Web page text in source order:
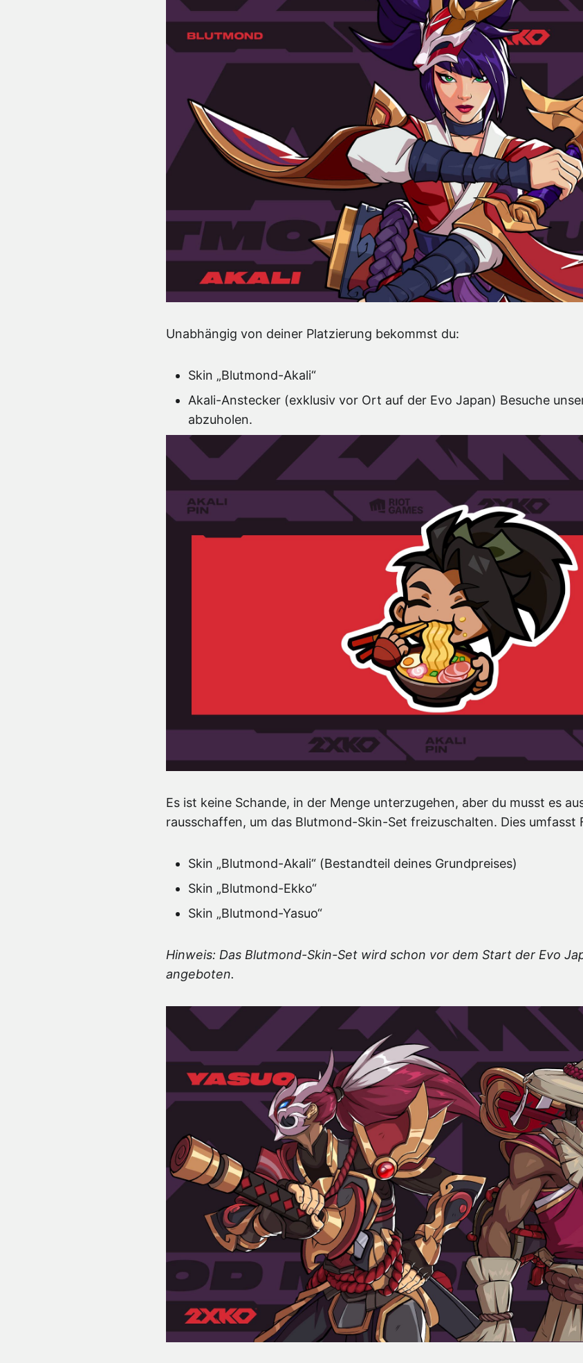
Unabhängig von deiner Platzierung bekommst du:
Skin „Blutmond-Akali“
Akali-Anstecker (exklusiv vor Ort auf der Evo Japan) Besuche
abzuholen.
Es ist keine Schande, in der Menge unterzugehen, aber du musst es
rausschaffen, um das Blutmond-Skin-Set freizuschalten. Dies umfasst
Skin „Blutmond-Akali“ (Bestandteil deines Grundpreises)
Skin „Blutmond-Ekko“
Skin „Blutmond-Yasuo“
Hinweis: Das Blutmond-Skin-Set wird schon vor dem Start der Evo
angeboten.